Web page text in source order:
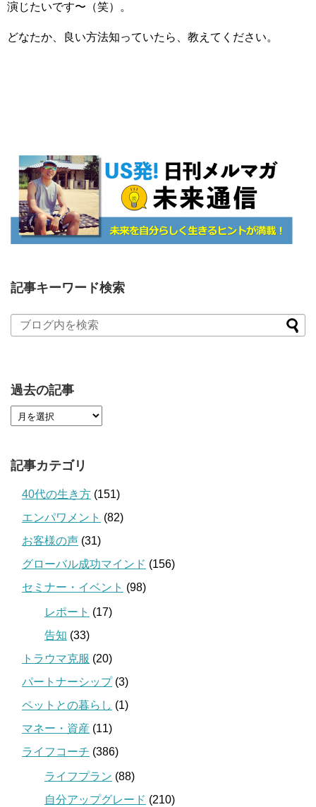
演じたいです〜（笑）。
どなたか、良い方法知っていたら、教えてください。
記事キーワード検索
過去の記事
記事カテゴリ
40代の生き方 (151)
エンパワメント (82)
お客様の声 (31)
グローバル成功マインド (156)
セミナー・イベント (98)
レポート (17)
告知 (33)
トラウマ克服 (20)
パートナーシップ(3)
ペットとの暮らし (1)
マネー・資産 (11)
ライフコーチ (386)
ライフプラン (88)
自分アップグレード (210)